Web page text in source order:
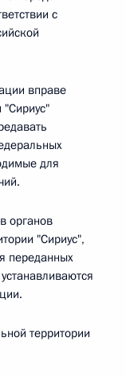
с
вправе
"Сириус"
для
органов
"Сириус",
переданных
территории